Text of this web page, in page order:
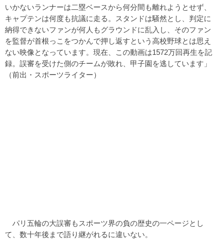
いかないランナーは二塁ベースから何分間も離れようとせず、
キャプテンは何度も抗議に走る。スタンドは騒然とし、判定に
納得できないファンが何人もグラウンドに乱入し、そのファン
を監督が首根っこをつかんで押し返すという高校野球とは思え
ない映像となっています。現在、この動画は1572万回再生を記
録。誤審を受けた側のチームが敗れ、甲子園を逃しています」
（前出・スポーツライター）
パリ五輪の大誤審もスポーツ界の負の歴史の一ページとし
て、数十年後まで語り継がれるに違いない。